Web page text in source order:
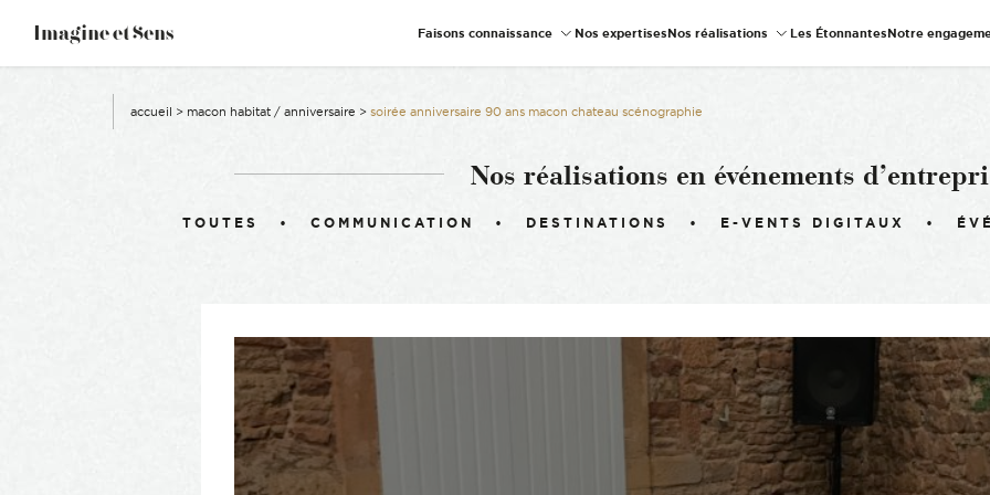
Imagine et Sens–
Événementiel
Communicants
Faisons connaissance Nos expertisesNos réalisations Les ÉtonnantesNotre
accueil > macon habitat / anniversaire > soirée anniversaire 90 ans macon chateau scénographie
Nos réalisations en événements
TOUTES COMMUNICATION DESTINATIONS E-VENTS DIGITAUX